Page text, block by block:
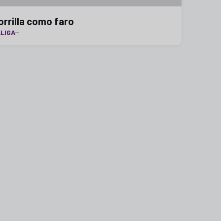
como faro